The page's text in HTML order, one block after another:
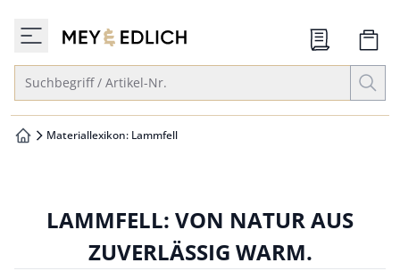
springen
springen
zur Startseite
Suchbegriff / Artikel-Nr.
zur Startseite
Materiallexikon: Lammfell
LAMMFELL: VON NATUR AUS
ZUVERLÄSSIG WARM.